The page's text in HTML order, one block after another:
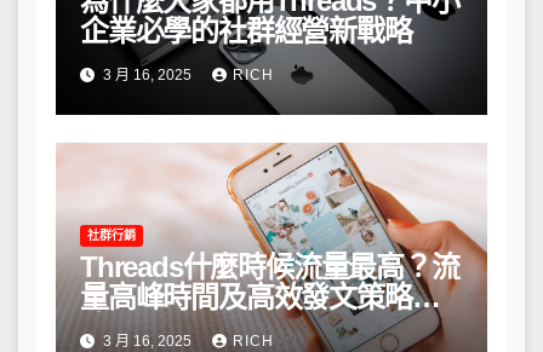
企業必學的社群經營新戰略
3 月 16, 2025 RICH
社群行銷
Threads什麼時候流量最高？流
量高峰時間及高效發文策略攻
略3 月 16, 2025 RICH